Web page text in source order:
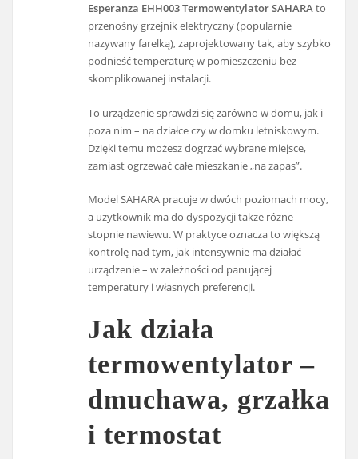
Esperanza EHH003 Termowentylator SAHARAto
przenośny grzejnik elektryczny (popularnie
nazywany farelką), zaprojektowany tak, aby szybko
podnieść temperaturę w pomieszczeniu bez
skomplikowanej instalacji.
To urządzenie sprawdzi się zarówno w domu, jak i
poza nim – na działce czy w domku letniskowym.
Dzięki temu możesz dogrzać wybrane miejsce,
zamiast ogrzewać całe mieszkanie „na zapas”.
Model SAHARA pracuje w dwóch poziomach mocy,
a użytkownik ma do dyspozycji także różne
stopnie nawiewu. W praktyce oznacza to większą
kontrolę nad tym, jak intensywnie ma działać
urządzenie – w zależności od panującej
temperatury i własnych preferencji.
Jak działa
termowentylator –
dmuchawa, grzałka
i termostat